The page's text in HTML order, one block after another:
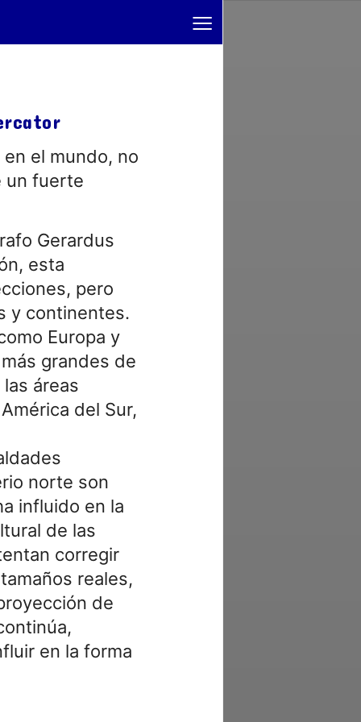
≡
el mundo, no
un fuerte
Gerardus
esta
pero
y continentes.
Europa y
grandes de
áreas
del Sur,
norte son
influido en la
de las
corregir
reales,
de
en la forma